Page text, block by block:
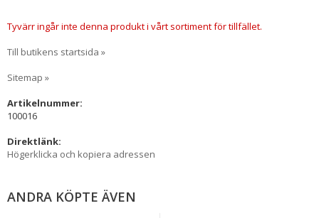
Tyvärr ingår inte denna produkt i vårt sortiment för tillfället.
Till butikens startsida »
Sitemap »
Artikelnummer:
100016
Direktlänk:
Högerklicka och kopiera adressen
ANDRA KÖPTE ÄVEN